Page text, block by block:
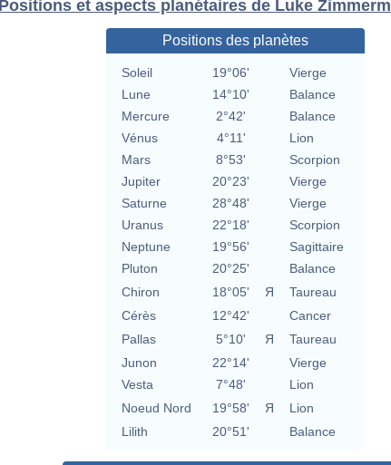
Positions et aspects planétaires de Luke
Positions des planètes
Soleil 19°06'
Vierge
Lune
14°10'
Balance
Mercure
2°42'
Balance
Vénus
4°11'
Lion
Mars
8°53'
Scorpion
Jupiter
20°23'
Vierge
Saturne
28°48'
Vierge
Uranus
22°18'
Scorpion
Neptune
19°56'
Sagittaire
Pluton
20°25'
Balance
Chiron
18°05' Я
Taureau
Cérès
12°42'
Cancer
Pallas
5°10' Я
Taureau
Junon
22°14'
Vierge
Vesta
7°48'
Lion
Noeud Nord
19°58' Я
Lion
Lilith
20°51' Balance